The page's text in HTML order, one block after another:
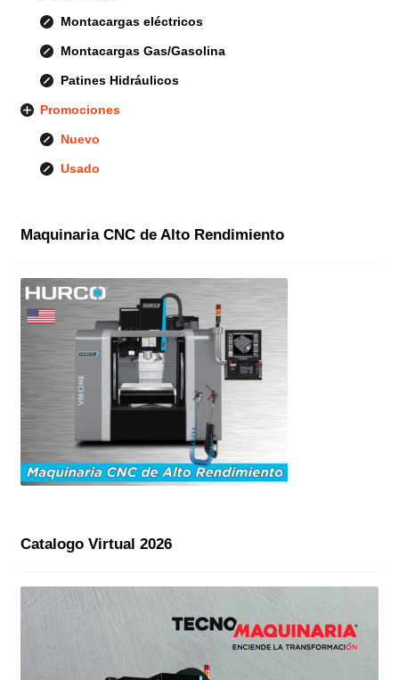
Montacargas eléctricos
Montacargas Gas/Gasolina
Patines Hidráulicos
Promociones
Nuevo
Usado
Maquinaria CNC de Alto Rendimiento
Catalogo Virtual 2026